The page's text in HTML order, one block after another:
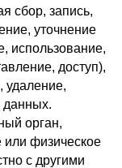
сбор, запись,
уточнение
использование,
доступ),
удаление,
данных.
орган,
физическое
с другими